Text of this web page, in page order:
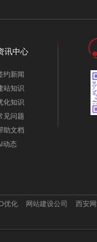
讯中心
约新闻
站知识
化知识
见问题
助文档
动态
优化 网站建设公司 西安